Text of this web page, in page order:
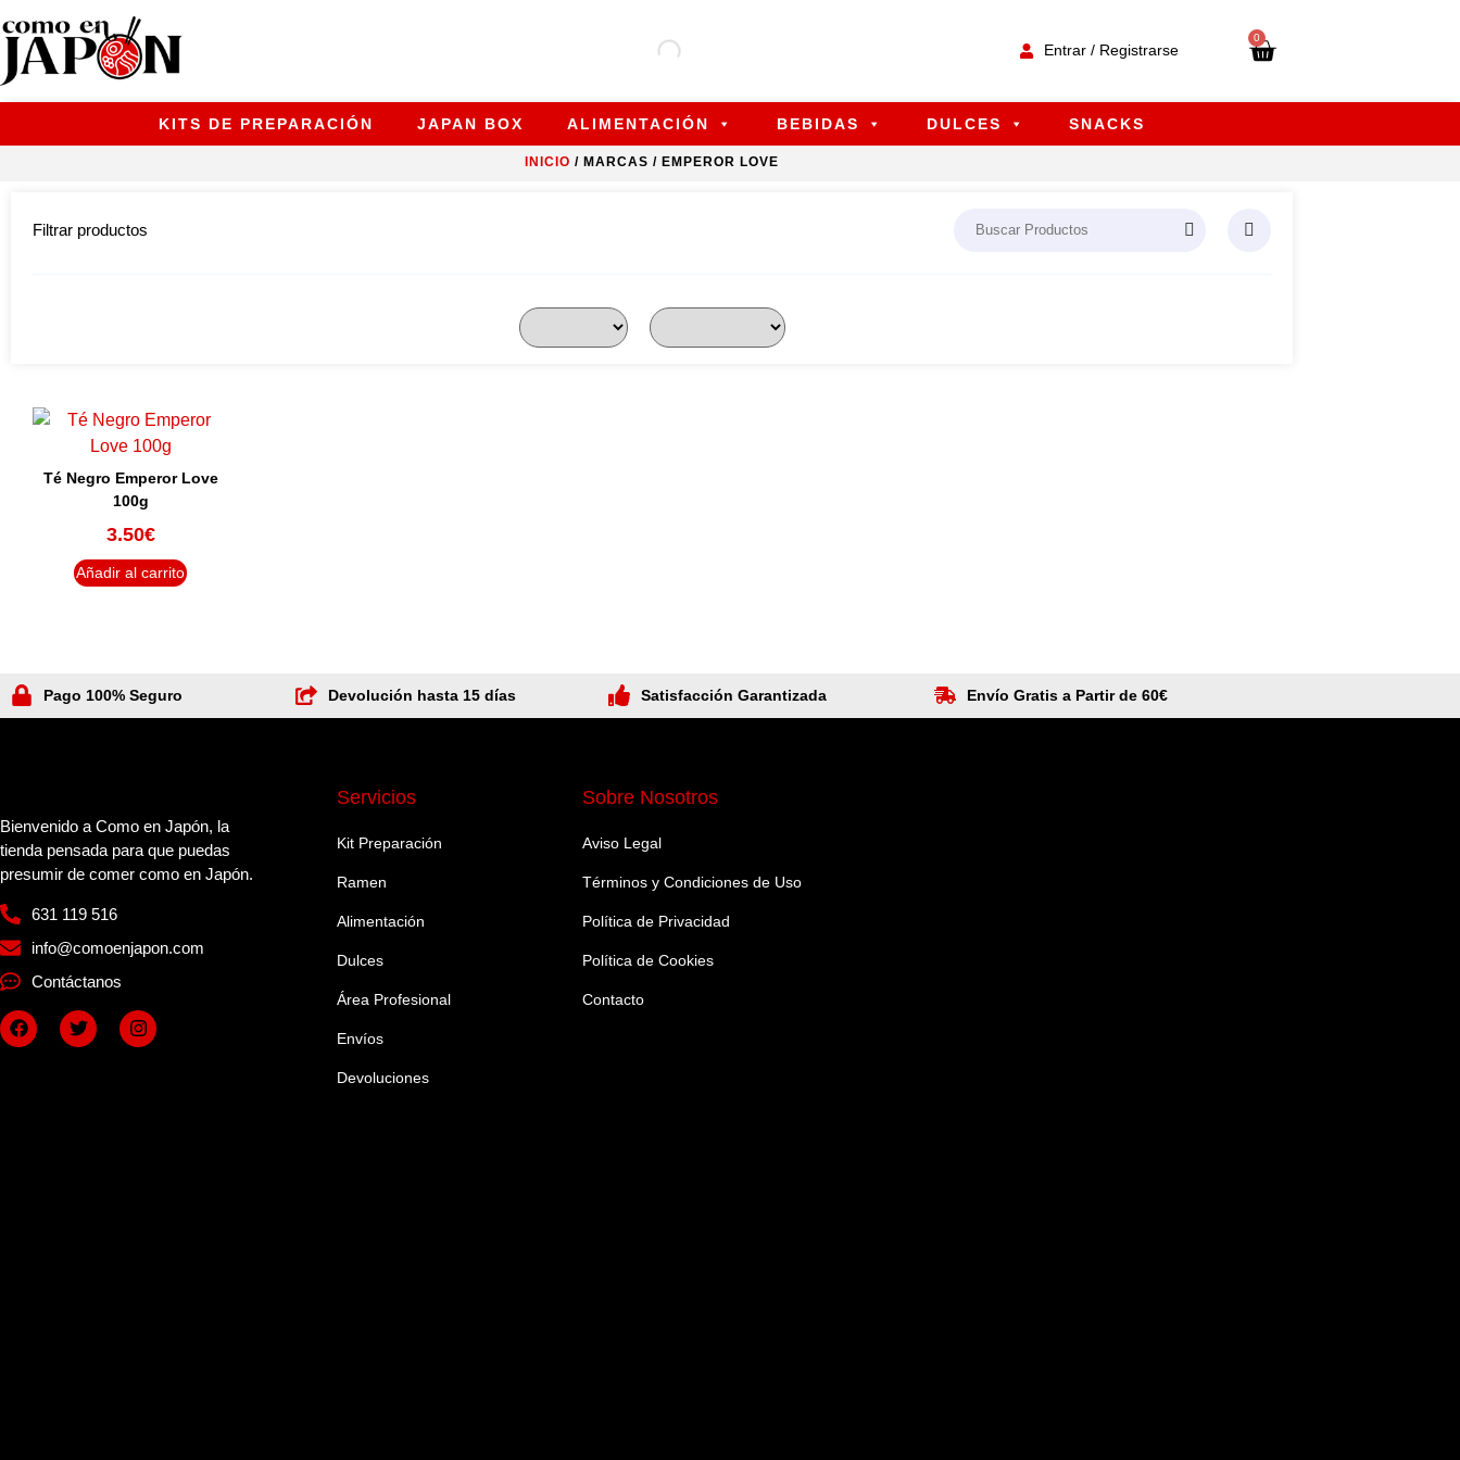
Entrar / Registrarse
0
KITS DE PREPARACIÓN JAPAN BOX ALIMENTACIÓN BEBIDAS DULCES SNACKS
INICIO / MARCAS / EMPEROR LOVE
Filtrar productos
Té Negro Emperor Love
100g
3.50€
Añadir al carrito
Pago 100% Seguro Devolución hasta 15 días Satisfacción Garantizada Envío Gratis a Partir de 60€
Bienvenido a Como en Japón, la
tienda pensada para que puedas
presumir de comer como en Japón.
631 119 516
info@comoenjapon.com
Contáctanos
Servicios
Kit Preparación
Ramen
Alimentación
Dulces
Área Profesional
Envíos
Devoluciones
Sobre Nosotros
Aviso Legal
Términos y Condiciones de Uso
Política de Privacidad
Política de Cookies
Contacto